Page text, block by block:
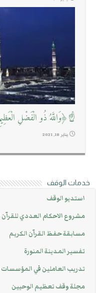
☝﴿وَاللَّهُ ذُو الْفَضْلِ
يناير 18, 2021
خدمات الوقف
استديو الوقف
مشروع الاحكام العددي للقرآن
مسابقة حفظ القرآن الكريم
تفسير المدينة المنورة
تدريب العاملين في المؤسسات
مجلة وقف تعظيم الوحيين